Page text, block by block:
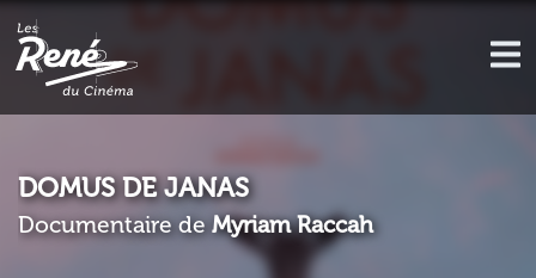
DOMUS DE JANAS
Documentaire de Myriam Raccah